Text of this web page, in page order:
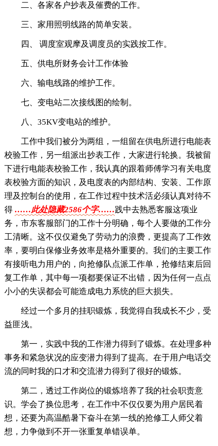
二、各家各户抄表及催费的工作。
三、家用照明线路的简单安装。
四、 调度室观摩及调度员的实践按工作。
五、供电所财务会计工作体验
六、输电线路的维护工作。
七、变电站二次接线图的绘制。
八、35KV变电站的维护。
工作中我们被分为两组，一组留在供电所进行电能表
校验工作，另一组派出抄表工作，大家进行轮换。我被留
下进行电能表校验工作，我认真的跟着师傅学习有关电度
表校验方面的知识，及电度表的内部结构、安装、工作原
理及控制台的使用，在工作过程中技术活必须认真对待不
得 ……此处隐藏2586个字……践中去熟悉客服这项业
务，市东客服部门的工作十分明确，每个人要做的工作分
工清晰。这不仅仅避免了劳动力的浪费，更提高了工作效
率，要明白保修业务效率是格外重要的。我们的主要工作
有接听电力用户的，向抢修队点派工作单，抢修结束后回
复工作单，其中每一项都要保证不出错，因为任何一点点
小小的失误都会可能造成电力系统的巨大损失。
经过一个多月的挂职锻炼，我觉得自我成长不少，受
益匪浅。
第一，实践中我的工作潜力得到了锻炼。在处理多种
事务和紧急状况的应变潜力得到了提高。在于用户电话交
流的同时我的口才和交流潜力得到了很好的锻炼。
第二，透过工作岗位的锻炼培养了我的社会职责意
识。学会了换位思考，在工作中不仅仅要为用户居民着
想，还要为高温酷暑下奋斗在第一线的抢修工人师父着
想，力争做到不开一张重复单错误单。